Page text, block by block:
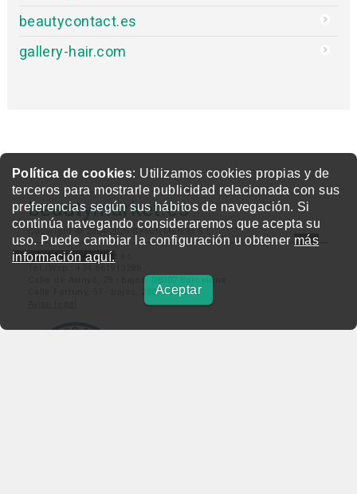
Política de cookies: Utilizamos cookies propias y de
terceros para mostrarle publicidad relacionada con sus
preferencias según sus hábitos de navegación. Si
continúa navegando consideraremos que acepta su
uso. Puede cambiar la configuración u obtener más
información aquí.
Aceptar
beautycontact.es
gallery-hair.com
beautymarket.es
Copyright © 2004-2026 BeautyMarket S.L.
info@beautymarket.es
Calle de Avinyó, 29 - bajos. 08002 Barcelona
Calle Fortuny, 51 - bajos. 28010 Madrid